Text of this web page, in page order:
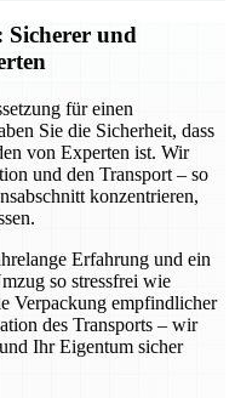
und
für einen
Sie die Sicherheit, dass
von Experten ist. Wir
und den Transport – so
konzentrieren,
Erfahrung und ein
so stressfrei wie
Verpackung empfindlicher
des Transports – wir
Ihr Eigentum sicher